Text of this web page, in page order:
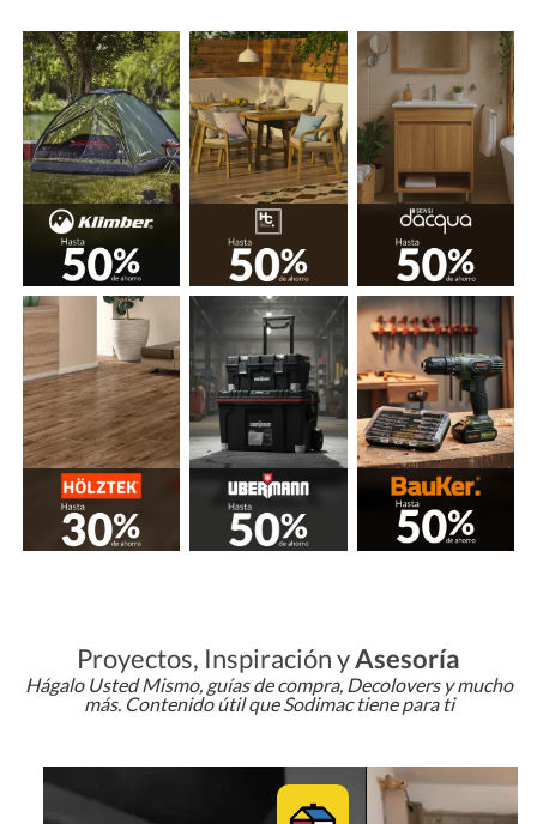
Proyectos, Inspiración yAsesoría
Hágalo Usted Mismo, guías de compra, Decolovers y mucho
más. Contenido útil que Sodimac tiene para ti